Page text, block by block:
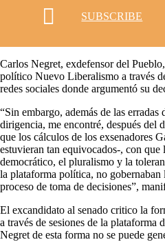
SUBSCRIBE
Carlos Negret, exdefensor del
político Nuevo Liberalismo a través
redes sociales donde argumentó su
“Sin embargo, además de las erradas
dirigencia, me encontré, después del
que los cálculos de los exsenadores
estuvieran tan equivocados-, con que
democrático, el pluralismo y la
la plataforma política, no
proceso de toma de decisiones”,
El excandidato al senado critico la
a través de sesiones de la plataforma
Negret de esta forma no se puede